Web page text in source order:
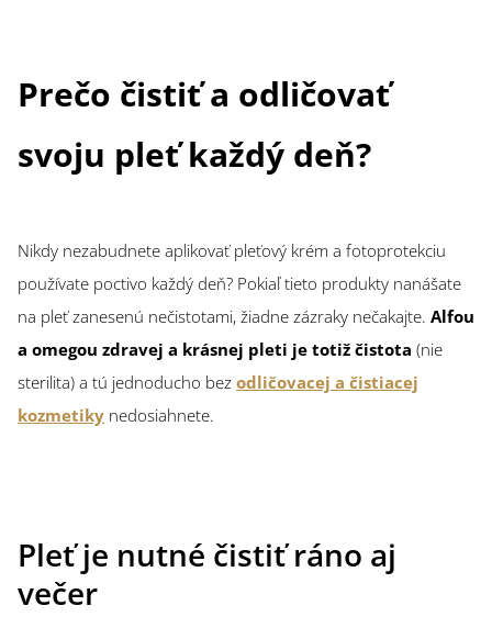
Prečo čistiť a odličovať
svoju pleť každý deň?
Nikdy nezabudnete aplikovať pleťový krém a fotoprotekciu
používate poctivo každý deň? Pokiaľ tieto produkty nanášate
na pleť zanesenú nečistotami, žiadne zázraky nečakajte. Alfou
a omegou zdravej a krásnej pleti je totiž čistota (nie
sterilita) a tú jednoducho bez odličovacej a čistiacej
kozmetiky nedosiahnete.
Pleť je nutné čistiť ráno aj
večer